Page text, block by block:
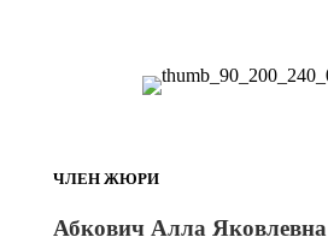
ЧЛЕН ЖЮРИ
Абкович Алла Яковлевна